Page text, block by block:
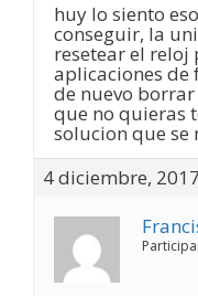
huy lo siento
conseguir, la
resetear el reloj
aplicaciones
de nuevo
que no quieras
solucion que se
4 diciembre,